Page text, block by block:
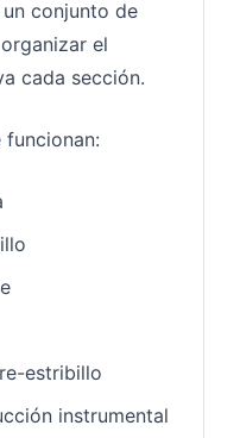
conjunto de
el
cada sección.
funcionan:
estribillo
instrumental